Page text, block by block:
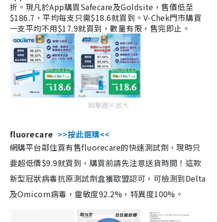
折。現凡於App購買Safecare及Goldsite，售價低至
$186.7，平均每支只需$18.6就買到。V-Chek門市購買
一支平均不用$17.9就買到，數量有限，售完即止。
點擊圖片放大
fluorecare >>按此選購<<
網購平台鄰住買有售fluorecare的快速測試劑，現時只
要超低價$9.9就買到，購買前請先注意送貨時間！這款
新型冠狀病毒抗原測試劑盒獲歐盟認可，可檢測到Delta
及Omicorn病毒，靈敏度92.2%，特異度100%。